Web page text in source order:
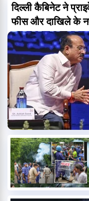
दिल्ली कैबिनेट ने
फीस और दाखिले के